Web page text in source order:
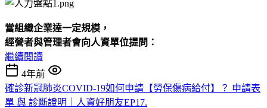
當組織企業達一定規模，
經營者與管理者會向人資單位提問：
繼續閱讀
4年前
確診新冠肺炎COVID-19如何申請【勞保傷病給付】？ 申請表
單 與 診斷證明｜人資好朋友EP17.